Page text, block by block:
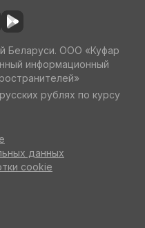
Беларуси. ООО «Куфар
информационный
рублях по курсу
данных
cookie